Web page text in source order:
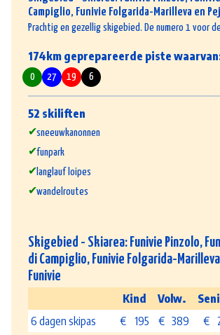
Campiglio, Funivie Folgarida-Marilleva en
Prachtig en gezellig skigebied. De numero 1 voor
174km geprepareerde piste
0 27 19 6
52 skiliften
sneeuwkanonnen
funpark
langlauf loipes
wandelroutes
Skigebied - Skiarea: Funivie Pinzolo,
di Campiglio, Funivie Folgarida-
Funivie
Kind
Volw.
6 dagen skipas
€ 195 € 389 €